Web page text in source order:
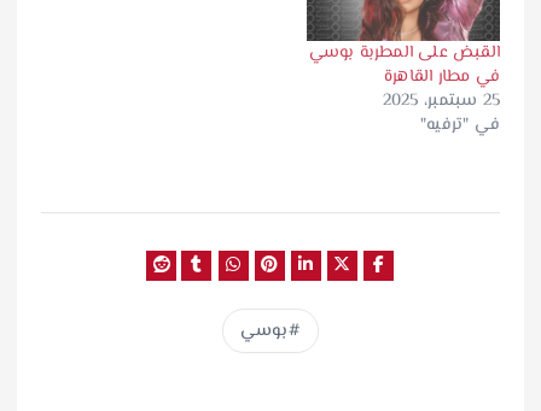
القبض على المطربة بوسي
في مطار القاهرة
25 سبتمبر، 2025
في "ترفيه"
بوسي